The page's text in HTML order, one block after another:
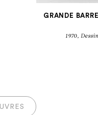
GRANDE
1970,